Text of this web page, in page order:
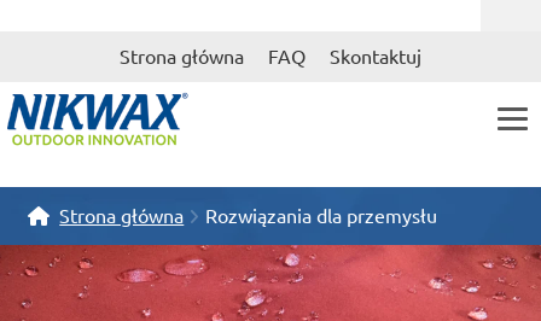
Strona główna FAQ Skontaktuj
Strona główna Rozwiązania dla przemysłu